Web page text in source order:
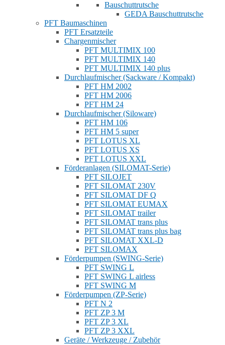
Bauschuttrutsche
GEDA Bauschuttrutsche
PFT Baumaschinen
PFT Ersatzteile
Chargenmischer
PFT MULTIMIX 100
PFT MULTIMIX 140
PFT MULTIMIX 140 plus
Durchlaufmischer (Sackware / Kompakt)
PFT HM 2002
PFT HM 2006
PFT HM 24
Durchlaufmischer (Siloware)
PFT HM 106
PFT HM 5 super
PFT LOTUS XL
PFT LOTUS XS
PFT LOTUS XXL
Förderanlagen (SILOMAT-Serie)
PFT SILOJET
PFT SILOMAT 230V
PFT SILOMAT DF Q
PFT SILOMAT EUMAX
PFT SILOMAT trailer
PFT SILOMAT trans plus
PFT SILOMAT trans plus bag
PFT SILOMAT XXL-D
PFT SILOMAX
Förderpumpen (SWING-Serie)
PFT SWING L
PFT SWING L airless
PFT SWING M
Förderpumpen (ZP-Serie)
PFT N 2
PFT ZP 3 M
PFT ZP 3 XL
PFT ZP 3 XXL
Geräte / Werkzeuge / Zubehör